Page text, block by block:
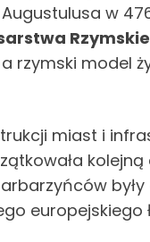
w
rzymski model
miast i